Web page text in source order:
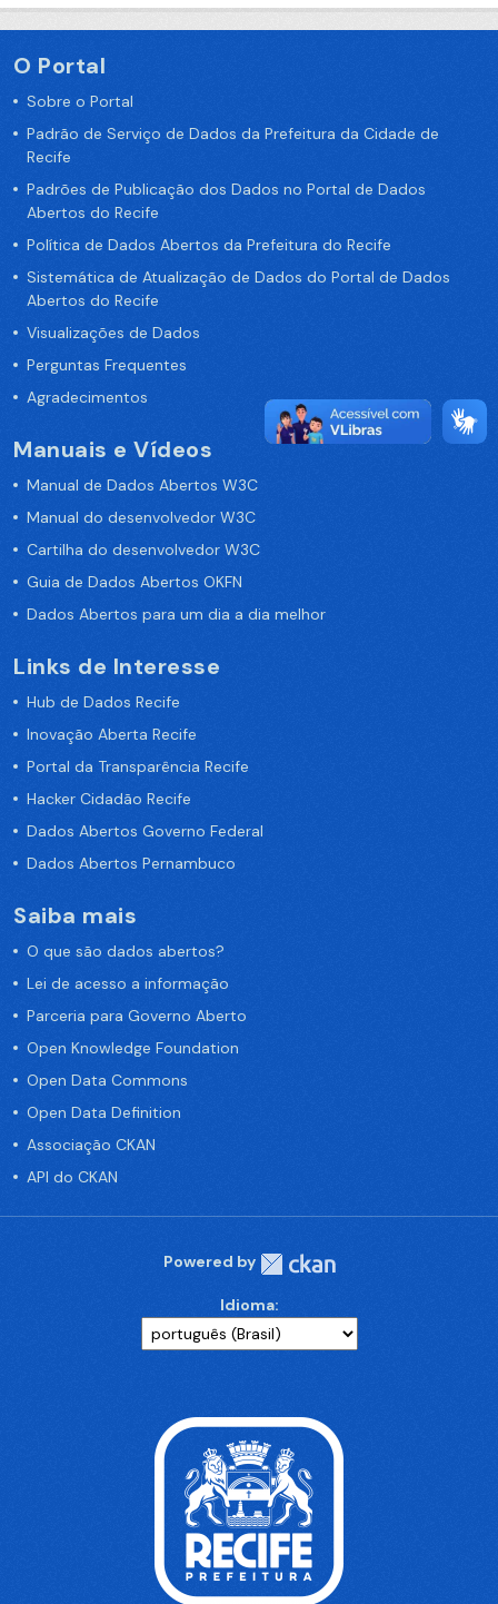
O Portal
Sobre o Portal
Padrão de Serviço de Dados da Prefeitura da Cidade de
Recife
Padrões de Publicação dos Dados no Portal de Dados
Abertos do Recife
Política de Dados Abertos da Prefeitura do Recife
Sistemática de Atualização de Dados do Portal de Dados
Abertos do Recife
Visualizações de Dados
Perguntas Frequentes
Agradecimentos
Manuais e Vídeos
Manual de Dados Abertos W3C
Manual do desenvolvedor W3C
Cartilha do desenvolvedor W3C
Guia de Dados Abertos OKFN
Dados Abertos para um dia a dia melhor
Links de Interesse
Hub de Dados Recife
Inovação Aberta Recife
Portal da Transparência Recife
Hacker Cidadão Recife
Dados Abertos Governo Federal
Dados Abertos Pernambuco
Saiba mais
O que são dados abertos?
Lei de acesso a informação
Parceria para Governo Aberto
Open Knowledge Foundation
Open Data Commons
Open Data Definition
Associação CKAN
API do CKAN
Powered by
Idioma